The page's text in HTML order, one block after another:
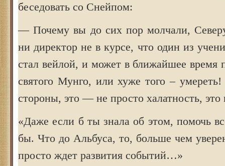
беседовать со Снейпом:
— Почему вы до сих пор молчали,
ни директор не в курсе, что один из
стал вейлой, и может в ближайшее время
святого Мунго, или хуже того –
стороны, это — не просто халатность, это
«Даже если б ты знала об этом, помочь
бы. Что до Альбуса, то, больше чем
просто ждет развития событий…»